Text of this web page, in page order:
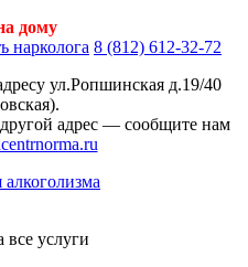
дому
нарколога 8 (812) 612-32-72
ул.Ропшинская д.19/40
адрес — сообщите нам
все услуги